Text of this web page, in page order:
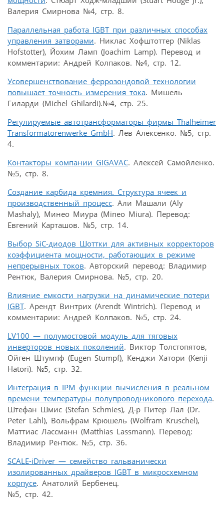
Валерия Смирнова №4, стр. 8.
Параллельная работа IGBT при различных способах
управления затворами. Никлас Хофштоттер (Niklas
Hofstotter), Йохим Ламп (Joachim Lamp). Перевод и
комментарии: Андрей Колпаков. №4, стр. 12.
Усовершенствование феррозондовой технологии
повышает точность измерения тока. Мишель
Гиларди (Michel Ghilardi).№4, стр. 25.
Регулируемые автотрансформаторы фирмы Thalheimer
Transformatorenwerke GmbH. Лев Алексенко. №5, стр.
4.
Контакторы компании GIGAVAC. Алексей Самойленко.
№5, стр. 8.
Создание карбида кремния. Структура ячеек и
производственный процесс. Али Машали (Aly
Mashaly), Минео Миура (Mineo Miura). Перевод:
Евгений Карташов. №5, стр. 14.
Выбор SiC-диодов Шоттки для активных корректоров
коэффициента мощности, работающих в режиме
непрерывных токов. Авторский перевод: Владимир
Рентюк, Валерия Смирнова. №5, стр. 20.
Влияние емкости нагрузки на динамические потери
IGBT. Арендт Винтрих (Arendt Wintrich). Перевод и
комментарии: Андрей Колпаков. №5, стр. 24.
LV100 — полумостовой модуль для тяговых
инверторов новых поколений. Виктор Толстопятов,
Ойген Штумпф (Eugen Stumpf), Кенджи Хатори (Kenji
Hatori). №5, стр. 32.
Интеграция в IPM функции вычисления в реальном
времени температуры полупроводникового перехода.
Штефан Шмис (Stefan Schmies), Д-р Питер Лал (Dr.
Peter Lahl), Вольфрам Крюшель (Wolfram Kruschel),
Маттиас Лассманн (Matthias Lassmann). Перевод:
Владимир Рентюк. №5, стр. 36.
SCALE-iDriver — семейство гальванически
изолированных драйверов IGBT в микросхемном
корпусе. Анатолий Бербенец.
№5, стр. 42.